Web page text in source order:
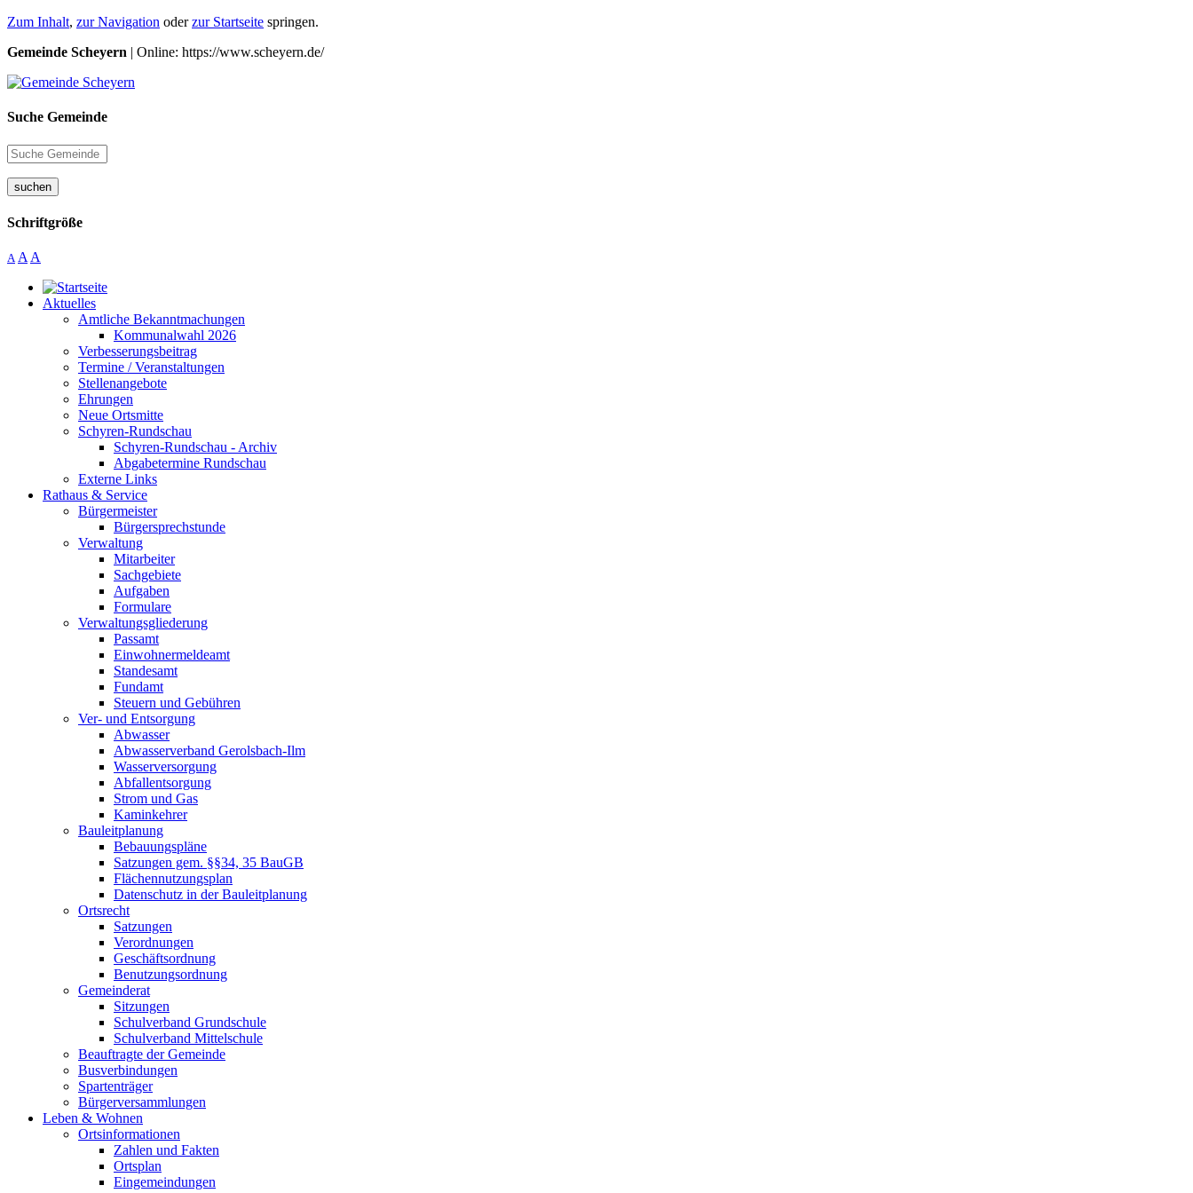
Zum Inhalt, zur Navigation oderzur Startseite springen.
Gemeinde Scheyern | Online: https://www.scheyern.de/
Suche Gemeinde
suchen
Schriftgröße
A A A
Aktuelles
Amtliche Bekanntmachungen
Kommunalwahl 2026
Verbesserungsbeitrag
Termine / Veranstaltungen
Stellenangebote
Ehrungen
Neue Ortsmitte
Schyren-Rundschau
Schyren-Rundschau - Archiv
Abgabetermine Rundschau
Externe Links
Rathaus & Service
Bürgermeister
Bürgersprechstunde
Verwaltung
Mitarbeiter
Sachgebiete
Aufgaben
Formulare
Verwaltungsgliederung
Passamt
Einwohnermeldeamt
Standesamt
Fundamt
Steuern und Gebühren
Ver- und Entsorgung
Abwasser
Abwasserverband Gerolsbach-Ilm
Wasserversorgung
Abfallentsorgung
Strom und Gas
Kaminkehrer
Bauleitplanung
Bebauungspläne
Satzungen gem. §§34, 35 BauGB
Flächennutzungsplan
Datenschutz in der Bauleitplanung
Ortsrecht
Satzungen
Verordnungen
Geschäftsordnung
Benutzungsordnung
Gemeinderat
Sitzungen
Schulverband Grundschule
Schulverband Mittelschule
Beauftragte der Gemeinde
Busverbindungen
Spartenträger
Bürgerversammlungen
Leben & Wohnen
Ortsinformationen
Zahlen und Fakten
Ortsplan
Eingemeindungen